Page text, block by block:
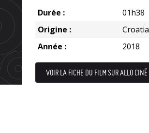
Durée :
01h38
Origine :
Croatia
Année :
2018
VOIR LA FICHE DU FILM SUR ALLO CINÉ